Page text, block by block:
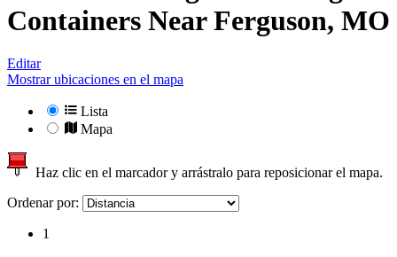
Containers NearFerguson, MO
Editar
Mostrar ubicaciones en el mapa
Lista
Mapa
Haz clic en el marcador y arrástralo para reposicionar el mapa.
Ordenar por:
1